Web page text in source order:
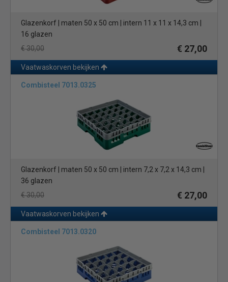
Glazenkorf | maten 50 x 50 cm | intern 11 x 11 x 14,3 cm |
16 glazen
€ 30,00
€ 27,00
Vaatwaskorven bekijken
Combisteel 7013.0325
Glazenkorf | maten 50 x 50 cm | intern 7,2 x 7,2 x 14,3 cm |
36 glazen
€ 30,00
€ 27,00
Vaatwaskorven bekijken
Combisteel 7013.0320